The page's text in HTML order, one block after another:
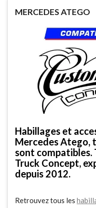
MERCEDES ATEGO
Habillages et
Mercedes Atego,
sont compatibles.
Truck Concept,
depuis 2012.
Retrouvez tous les